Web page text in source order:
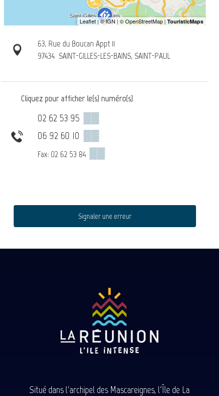
63, Rue du Boucan Appt 11
97434 SAINT-GILLES-LES-BAINS, SAINT-PAUL
Cliquez pour afficher le(s) numéro(s)
02 62 53 95 ▒▒
06 92 60 10 ▒▒
Fax: 02 62 53 84 ▒▒
Signaler une erreur
Situé dans l'archipel des Mascareignes, l'Île de La